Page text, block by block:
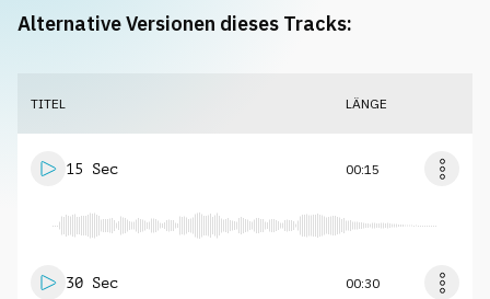
Alternative Versionen dieses Tracks:
TITEL LÄNGE
15 Sec 00:15
30 Sec 00:30